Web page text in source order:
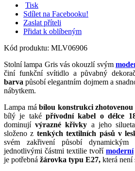
Tisk
Sdílet na Facebooku!
Zaslat příteli
Přidat k oblíbeným
Kód produktu: MLV06906
Stolní lampa Gris vás okouzlí svým
činí funkční svítidlo a půvabný
barva působí elegantním dojmem a
nábytkem.
Lampa má bílou konstrukci zhotovenou
bílý je taképřívodní kabel o délce
dominujívýrazné křivky a jeho
složeno z tenkých textilních pásů v
svém zakřivení působí dynamickým
jednotlivými částmi textilie tvoří moderní
je potřebná žárovka typu E27, která není